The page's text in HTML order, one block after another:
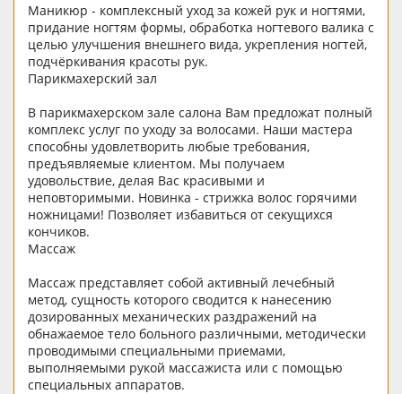
Маникюр - комплексный уход за кожей рук и ногтями,
придание ногтям формы, обработка ногтевого валика с
целью улучшения внешнего вида, укрепления ногтей,
подчёркивания красоты рук.
Парикмахерский зал
В парикмахерском зале салона Вам предложат полный
комплекс услуг по уходу за волосами. Наши мастера
способны удовлетворить любые требования,
предъявляемые клиентом. Мы получаем
удовольствие, делая Вас красивыми и
неповторимыми. Новинка - стрижка волос горячими
ножницами! Позволяет избавиться от секущихся
кончиков.
Массаж
Массаж представляет собой активный лечебный
метод, сущность которого сводится к нанесению
дозированных механических раздражений на
обнажаемое тело больного различными, методически
проводимыми специальными приемами,
выполняемыми рукой массажиста или с помощью
специальных аппаратов.